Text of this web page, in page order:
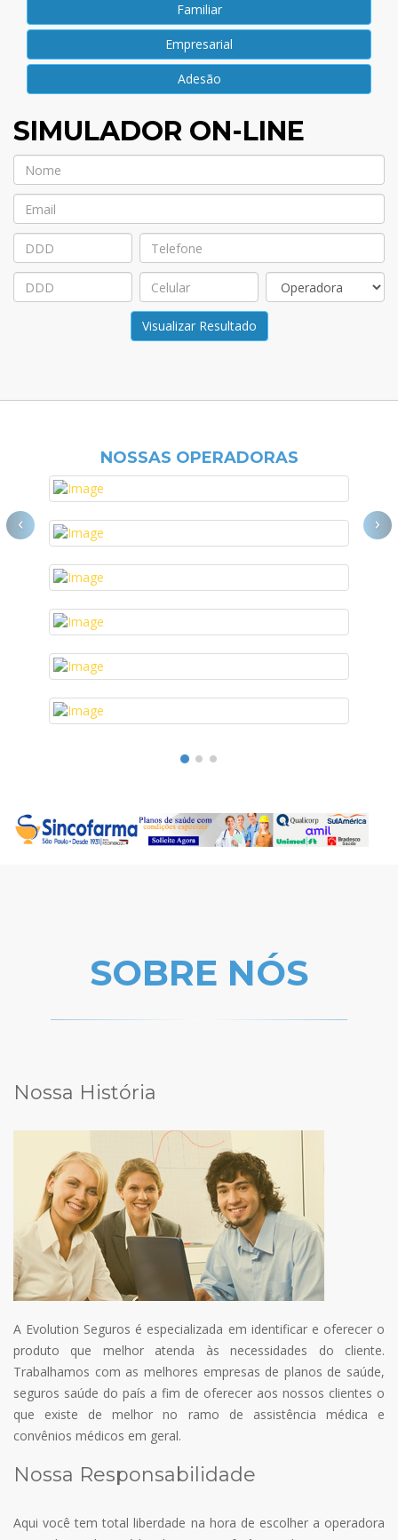
Familiar
Empresarial
Adesão
SIMULADOR ON-LINE
Visualizar Resultado
NOSSAS OPERADORAS
‹ ›
SOBRE NÓS
Nossa História
A Evolution Seguros é especializada em identificar e oferecer o
produto que melhor atenda às necessidades do cliente.
Trabalhamos com as melhores empresas de planos de saúde,
seguros saúde do país a fim de oferecer aos nossos clientes o
que existe de melhor no ramo de assistência médica e
convênios médicos em geral.
Nossa Responsabilidade
Aqui você tem total liberdade na hora de escolher a operadora